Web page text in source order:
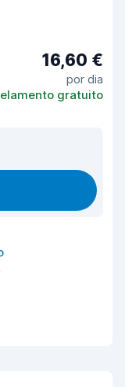
16,60 €
por dia
gratuito